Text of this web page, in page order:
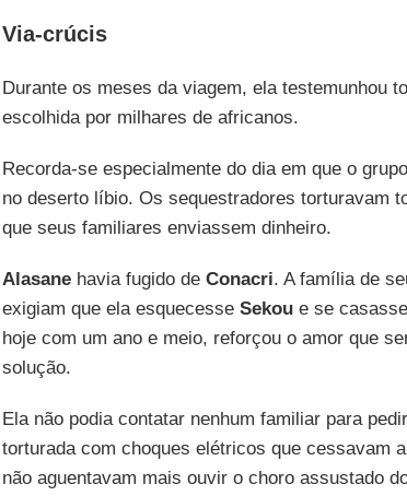
Via-crúcis
Durante os meses da viagem, ela testemunhou
escolhida por milhares de africanos.
Recorda-se especialmente do dia em que o
no deserto líbio. Os sequestradores torturavam
que seus familiares enviassem dinheiro.
Alasanehavia fugido de Conacri. A família de
exigiam que ela esquecesse Sekoue se
hoje com um ano e meio, reforçou o amor que
solução.
Ela não podia contatar nenhum familiar para
torturada com choques elétricos que cessavam
não aguentavam mais ouvir o choro assustado